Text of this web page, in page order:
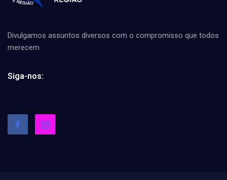
Divulgamos assuntos diversos com o compromisso que todos
merecem
Siga-nos: